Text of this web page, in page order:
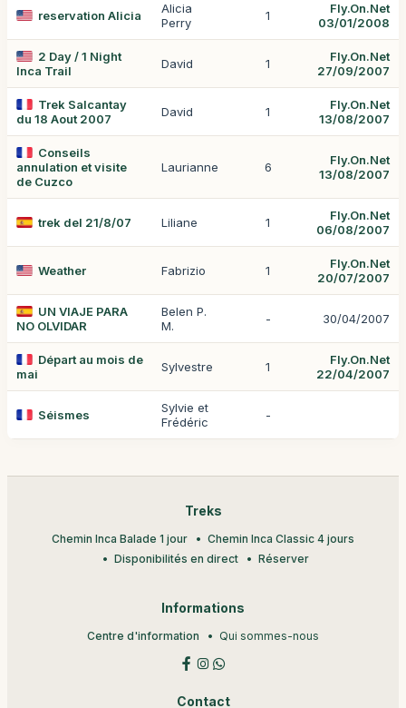
reservation Alicia
Alicia
Perry
1
Fly.On.Net
03/01/2008
2 Day / 1 Night
Inca Trail
David 1
Fly.On.Net
27/09/2007
Trek Salcantay
du 18 Aout 2007
David 1
Fly.On.Net
13/08/2007
Conseils
annulation et visite
de Cuzco
Laurianne 6
Fly.On.Net
13/08/2007
trek del 21/8/07 Liliane 1
Fly.On.Net
06/08/2007
Weather Fabrizio 1
Fly.On.Net
20/07/2007
UN VIAJE PARA
NO OLVIDAR
Belen P.
M.
- 30/04/2007
Départ au mois de
mai
Sylvestre 1
Fly.On.Net
22/04/2007
Séismes
Sylvie et
Frédéric
-
Treks
Chemin Inca Balade 1 jour
Chemin Inca Classic 4 jours
Disponibilités en direct
Réserver
Informations
Centre d'information Qui sommes-nous
Contact